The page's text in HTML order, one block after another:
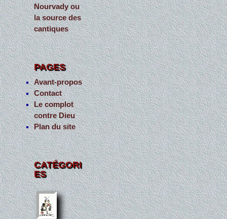
Nourvady ou
la source des
cantiques
PAGES
Avant-propos
Contact
Le complot
contre Dieu
Plan du site
CATÉGORI
ES